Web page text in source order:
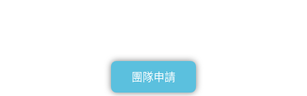
團隊申請